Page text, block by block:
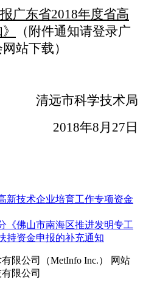
广东省2018年度省高
》 （附件通知请登录广
站下载）
清远市科学技术局
2018年8月 27 日
新技术企业培育工作专项资金
《佛山市南海区推进发明专工
持资金申报的补充通知
限公司（MetInfo Inc.） 网站
限公司